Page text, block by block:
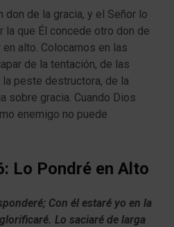
don de la gracia, y el Señor lo
la que Él concede otro don de
alto. Colocarnos en las
de la tentación, de las
peste destructora, de la
sobre gracia. Cuando Dios
enemigo no puede
Lo Pondré en Alto
Con él estaré yo en la
Lo saciaré de larga